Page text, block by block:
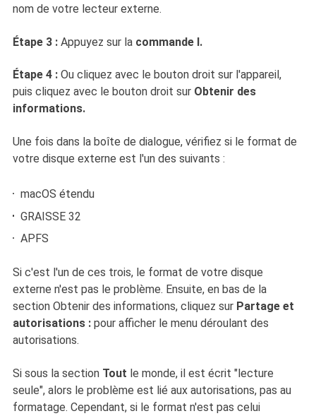
nom de votre lecteur externe.
Étape 3 :Appuyez sur la commande I.
Étape 4 :Ou cliquez avec le bouton droit sur l'appareil,
puis cliquez avec le bouton droit sur Obtenir des
informations.
Une fois dans la boîte de dialogue, vérifiez si le format de
votre disque externe est l'un des suivants :
macOS étendu
GRAISSE 32
APFS
Si c'est l'un de ces trois, le format de votre disque
externe n'est pas le problème. Ensuite, en bas de la
section Obtenir des informations, cliquez sur Partage et
autorisations :pour afficher le menu déroulant des
autorisations.
Si sous la section Tout le monde, il est écrit "lecture
seule", alors le problème est lié aux autorisations, pas au
formatage. Cependant, si le format n'est pas celui